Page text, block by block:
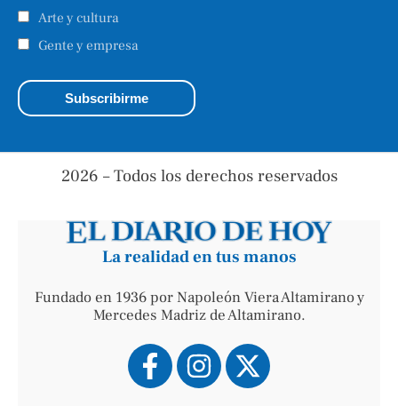
Arte y cultura
Gente y empresa
2026 – Todos los derechos reservados
La realidad en tus manos
Fundado en 1936 por Napoleón Viera Altamirano y
Mercedes Madriz de Altamirano.